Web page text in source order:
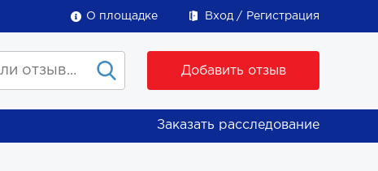
О площадке Вход Регистрация
Добавить отзыв
Заказать расследование